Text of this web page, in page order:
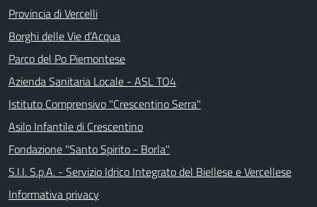
Provincia di Vercelli
Borghi delle Vie d’Acqua
Parco del Po Piemontese
Azienda Sanitaria Locale - ASL TO4
Istituto Comprensivo "Crescentino Serra"
Asilo Infantile di Crescentino
Fondazione "Santo Spirito - Borla"
S.I.I. S.p.A. - Servizio Idrico Integrato del Biellese e Vercellese
Informativa privacy